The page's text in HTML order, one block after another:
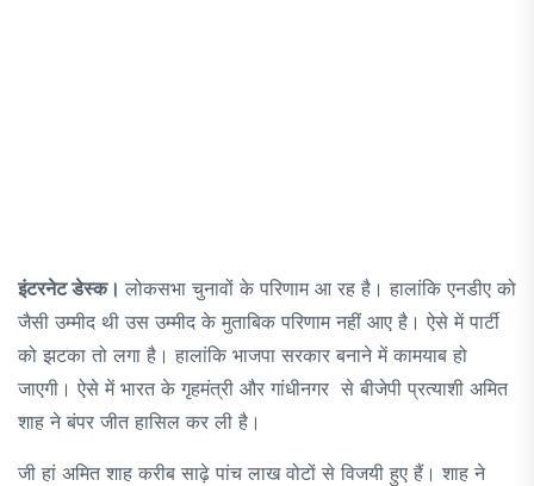
इंटरनेट डेस्क। लोकसभा चुनावों के परिणाम आ रह है। हालांकि एनडीए को
जैसी उम्मीद थी उस उम्मीद के मुताबिक परिणाम नहीं आए है। ऐसे में पार्टी
को झटका तो लगा है। हालांकि भाजपा सरकार बनाने में कामयाब हो
जाएगी। ऐसे में भारत के गृहमंत्री और गांधीनगर से बीजेपी प्रत्याशी अमित
शाह ने बंपर जीत हासिल कर ली है।
जी हां अमित शाह करीब साढ़े पांच लाख वोटों से विजयी हुए हैं। शाह ने